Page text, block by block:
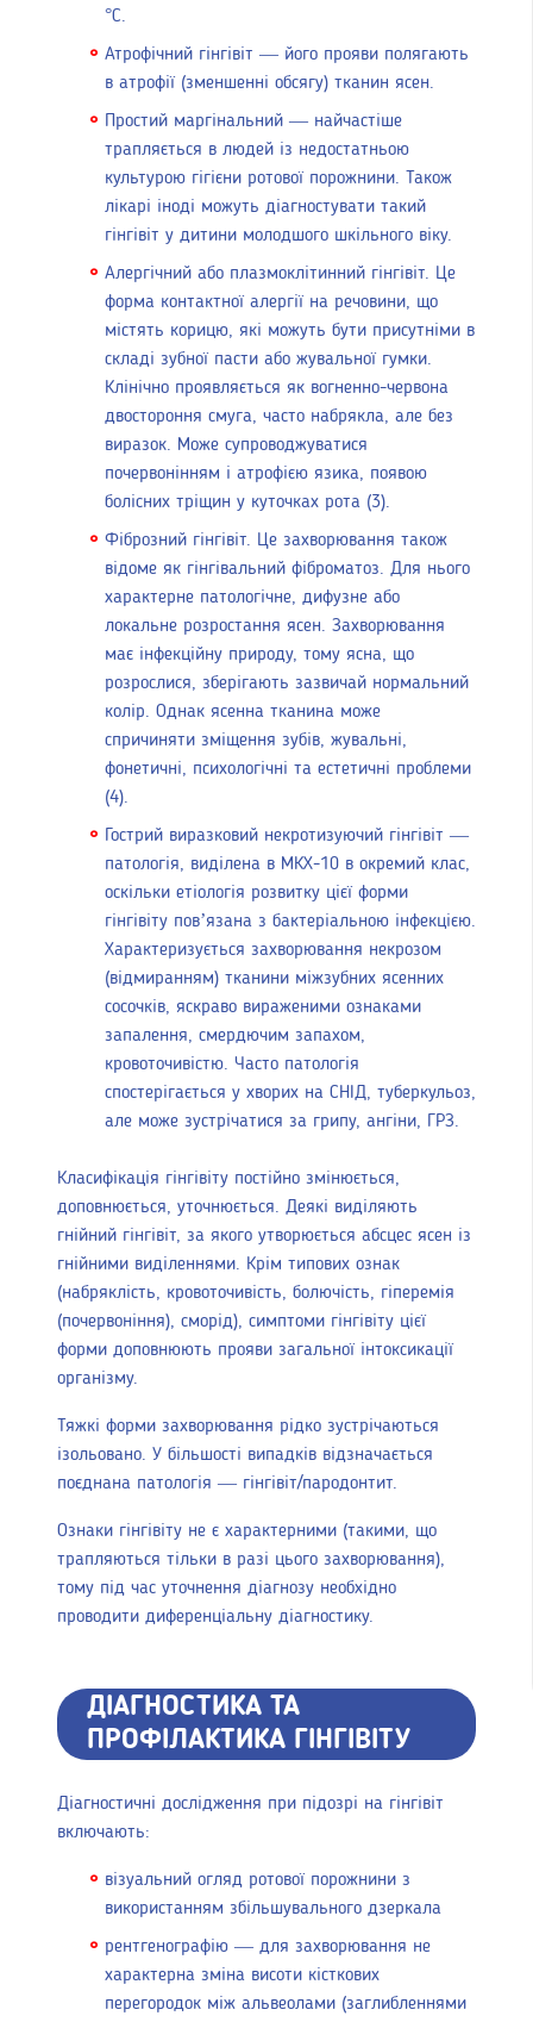
°С.
Атрофічний гінгівіт — його прояви полягають
в атрофії (зменшенні обсягу) тканин ясен.
Простий маргінальний — найчастіше
трапляється в людей із недостатньою
культурою гігієни ротової порожнини. Також
лікарі іноді можуть діагностувати такий
гінгівіт у дитини молодшого шкільного віку.
Алергічний або плазмоклітинний гінгівіт. Це
форма контактної алергії на речовини, що
містять корицю, які можуть бути присутніми в
складі зубної пасти або жувальної гумки.
Клінічно проявляється як вогненно-червона
двостороння смуга, часто набрякла, але без
виразок. Може супроводжуватися
почервонінням і атрофією язика, появою
болісних тріщин у куточках рота (3).
Фіброзний гінгівіт. Це захворювання також
відоме як гінгівальний фіброматоз. Для нього
характерне патологічне, дифузне або
локальне розростання ясен. Захворювання
має інфекційну природу, тому ясна, що
розрослися, зберігають зазвичай нормальний
колір. Однак ясенна тканина може
спричиняти зміщення зубів, жувальні,
фонетичні, психологічні та естетичні проблеми
(4).
Гострий виразковий некротизуючий гінгівіт —
патологія, виділена в МКХ-10 в окремий клас,
оскільки етіологія розвитку цієї форми
гінгівіту пов’язана з бактеріальною інфекцією.
Характеризується захворювання некрозом
(відмиранням) тканини міжзубних ясенних
сосочків, яскраво вираженими ознаками
запалення, смердючим запахом,
кровоточивістю. Часто патологія
спостерігається у хворих на СНІД, туберкульоз,
але може зустрічатися за грипу, ангіни, ГРЗ.
Класифікація гінгівіту постійно змінюється,
доповнюється, уточнюється. Деякі виділяють
гнійний гінгівіт, за якого утворюється абсцес ясен із
гнійними виділеннями. Крім типових ознак
(набряклість, кровоточивість, болючість, гіперемія
(почервоніння), сморід), симптоми гінгівіту цієї
форми доповнюють прояви загальної інтоксикації
організму.
Тяжкі форми захворювання рідко зустрічаються
ізольовано. У більшості випадків відзначається
поєднана патологія — гінгівіт/пародонтит.
Ознаки гінгівіту не є характерними (такими, що
трапляються тільки в разі цього захворювання),
тому під час уточнення діагнозу необхідно
проводити диференціальну діагностику.
ДІАГНОСТИКА ТА
ПРОФІЛАКТИКА ГІНГІВІТУ
Діагностичні дослідження при підозрі на гінгівіт
включають:
візуальний огляд ротової порожнини з
використанням збільшувального дзеркала
рентгенографію — для захворювання не
характерна зміна висоти кісткових
перегородок між альвеолами (заглибленнями